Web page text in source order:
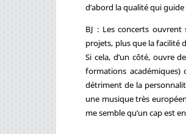
d’abord la qualité qui
BJ : Les concerts
projets, plus que la facilité
Si cela, d’un côté, ouvre
formations
détriment de la
une musique très
me semble qu’un cap est